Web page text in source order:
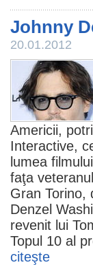
Johnny
20.01.2012
Americii,
Interactive,
lumea
faţa
Gran Torino,
Denzel
revenit lui
Topul 10 al
citeşte